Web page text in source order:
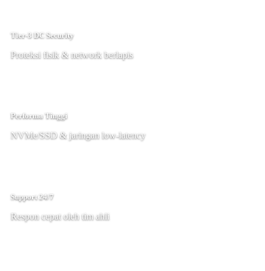
Tier-3 DC Security
Proteksi fisik & network berlapis
Performa Tinggi
NVMe/SSD & jaringan low-latency
Support 24/7
Respon cepat oleh tim ahli